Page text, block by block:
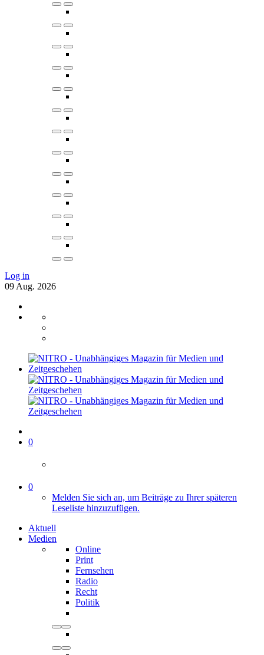
Log in
09 Aug. 2026
0
0
Melden Sie sich an, um Beiträge zu Ihrer späteren
Leseliste hinzuzufügen.
Aktuell
Medien
Online
Print
Fernsehen
Radio
Recht
Politik